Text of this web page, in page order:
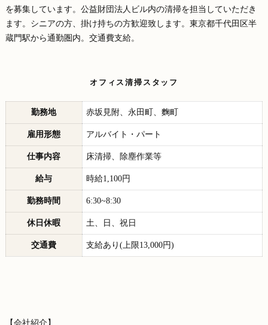
を募集しています。公益財団法人ビル内の清掃を担当していただき
ます。シニアの方、掛け持ちの方歓迎致します。東京都千代田区半
蔵門駅から通勤圏内。交通費支給。
オフィス清掃スタッフ
勤務地 赤坂見附、永田町、麴町
雇用形態 アルバイト・パート
仕事内容 床清掃、除塵作業等
給与 時給1,100円
勤務時間 6:30~8:30
休日休暇 土、日、祝日
交通費 支給あり(上限13,000円)
【会社紹介】